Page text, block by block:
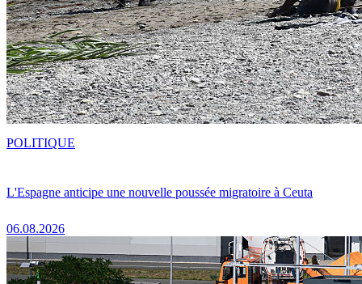
L'Espagne anticipe une nouvelle poussée migratoire à Ceuta
06.08.2026
POLITIQUE